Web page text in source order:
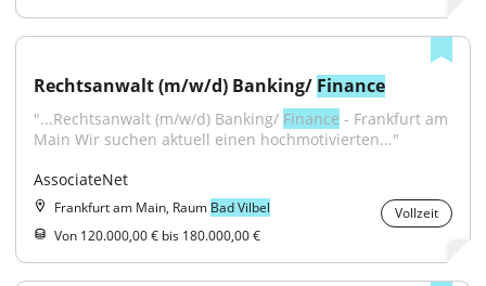
Rechtsanwalt (m/w/d) Banking/ Finance
"...Rechtsanwalt (m/w/d) Banking/ Finance - Frankfurt am
Main Wir suchen aktuell einen hochmotivierten..."
AssociateNet
Frankfurt am Main, Raum Bad Vilbel
Vollzeit
Von 120.000,00 € bis 180.000,00 €